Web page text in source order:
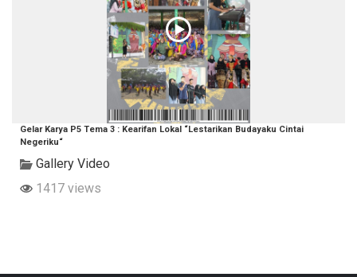
Gelar Karya P5 Tema 3 : Kearifan Lokal “Lestarikan Budayaku Cintai
Negeriku“
Gallery Video
1417 views